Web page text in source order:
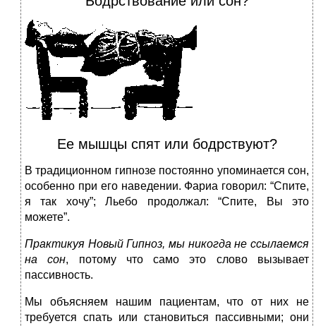
Ее мышцы спят или бодрствуют?
В традиционном гипнозе постоянно упоминается сон,
особенно при его наведении. Фариа говорил: “Спите,
я так хочу”; Льебо продолжал: “Спите, Вы это
можете”.
Практикуя Новый Гипноз, мы никогда не ссылаемся
на сон, потому что само это слово вызывает
пассивность.
Мы объясняем нашим пациентам, что от них не
требуется спать или становиться пассивными; они